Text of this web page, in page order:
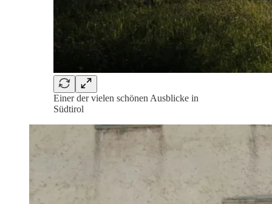
Einer der vielen schönen Ausblicke in
Südtirol